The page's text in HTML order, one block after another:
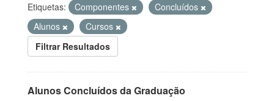
Etiquetas:
Componentes
Concluídos
Alunos
Cursos
Filtrar Resultados
Alunos Concluídos da Graduação